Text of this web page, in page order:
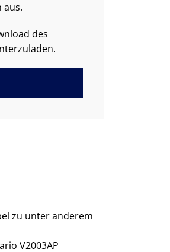
aus.
des
zu unter anderem
V2003AP